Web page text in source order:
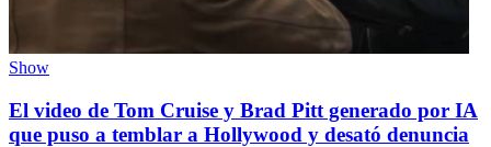
Show
El video de Tom Cruise y Brad Pitt generado por IA
que puso a temblar a Hollywood y desató denuncia